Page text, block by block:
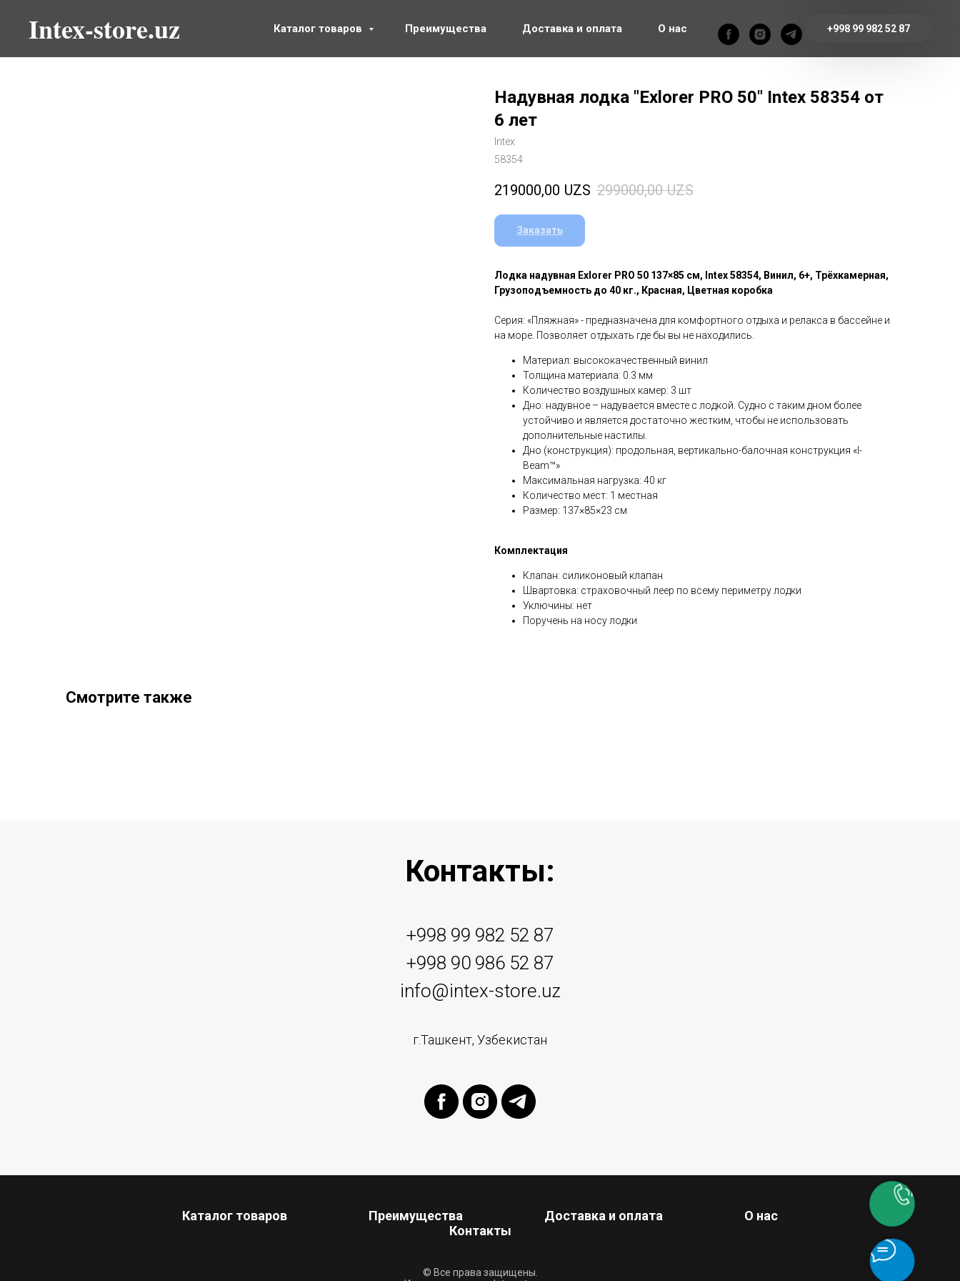
Intex-store.uz Каталог товаров Преимущества Доставка и оплата О нас +998 99 982 52 87
Надувная лодка "Exlorer PRO 50" Intex 58354 от
6 лет
Intex
58354
219000,00 UZS 299000,00 UZS
Заказать
Лодка надувная Exlorer PRO 50 137×85 см, Intex 58354, Винил, 6+, Трёхкамерная,
Грузоподъемность до 40 кг., Красная, Цветная коробка
Серия: «Пляжная» - предназначена для комфортного отдыха и релакса в бассейне и
на море. Позволяет отдыхать где бы вы не находились.
Материал: высококачественный винил
Толщина материала: 0.3 мм
Количество воздушных камер: 3 шт
Дно: надувное – надувается вместе с лодкой. Судно с таким дном более
устойчиво и является достаточно жестким, чтобы не использовать
дополнительные настилы.
Дно (конструкция): продольная, вертикально-балочная конструкция «I-
Beam™»
Максимальная нагрузка: 40 кг
Количество мест: 1 местная
Размер: 137×85×23 см
Комплектация
Клапан: силиконовый клапан
Швартовка: страховочный леер по всему периметру лодки
Уключины: нет
Поручень на носу лодки
Смотрите также
Контакты:
+998 99 982 52 87
+998 90 986 52 87
info@intex-store.uz
г.Ташкент, Узбекистан
Каталог товаров Преимущества Доставка и оплата
О нас
Контакты
© Все права защищены.